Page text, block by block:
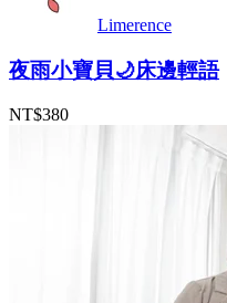
Limerence
夜雨小寶貝🌙床邊輕語
NT$380